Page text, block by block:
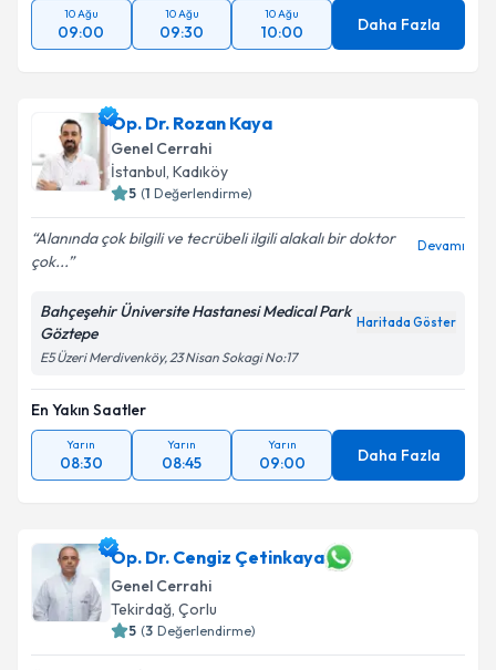
10 Ağu
09:00
10 Ağu
09:30
10 Ağu
10:00 Daha Fazla
Op. Dr. Rozan Kaya
Genel Cerrahi
İstanbul, Kadıköy
5 (1 Değerlendirme)
Alanında çok bilgili ve tecrübeli ilgili alakalı bir doktor
çok...
Devamı
Bahçeşehir Üniversite Hastanesi Medical Park
Göztepe
Haritada Göster
E5 Üzeri Merdivenköy, 23 Nisan Sokagi No:17
En Yakın Saatler
Yarın
08:30
Yarın
08:45
Yarın
09:00 Daha Fazla
Op. Dr. Cengiz Çetinkaya
Genel Cerrahi
Tekirdağ, Çorlu
5 (3 Değerlendirme)